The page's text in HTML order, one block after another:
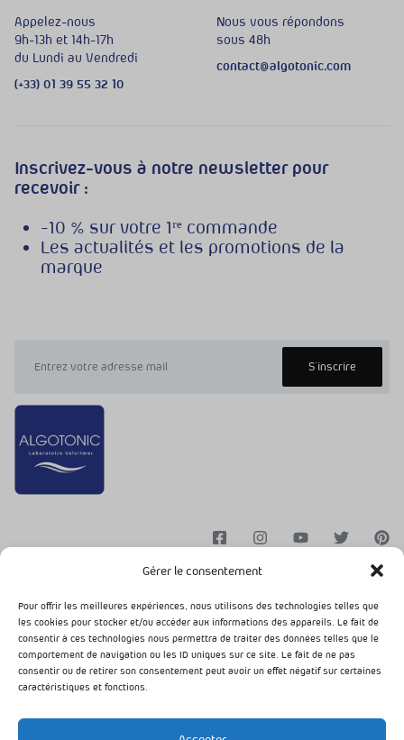
Gérer le consentement
Pour offrir les meilleures expériences, nous utilisons des technologies telles que
les cookies pour stocker et/ou accéder aux informations des appareils. Le fait de
consentir à ces technologies nous permettra de traiter des données telles que le
comportement de navigation ou les ID uniques sur ce site. Le fait de ne pas
consentir ou de retirer son consentement peut avoir un effet négatif sur certaines
caractéristiques et fonctions.
Appelez-nous
9h-13h et 14h-17h
du Lundi au Vendredi
(+33) 01 39 55 32 10
Nous vous répondons
sous 48h
contact@algotonic.com
Inscrivez-vous à notre newsletter pour
recevoir :
-10 % sur votre 1ʳᵉ commande
Les actualités et les promotions de la
marque
Conditions Générales de Vente
Mentions légales
Données personnelles
Charte cookies
Algotonic © 2024. Tous droits réservés